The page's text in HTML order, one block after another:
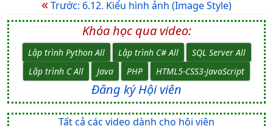
«Trước: 6.12. Kiểu hình ảnh (Image Style)
Khóa học qua video:
Lập trình Python All Lập trình C# All
SQL Server All
Lập trình C All
Java PHP HTML5-CSS3-JavaScript
Đăng ký Hội viên
Tất cả các video dành cho hội viên